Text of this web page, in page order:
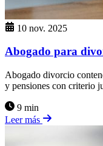
10 nov. 2025
Abogado para
Abogado divorcio
y pensiones con criterio
9 min
Leer más